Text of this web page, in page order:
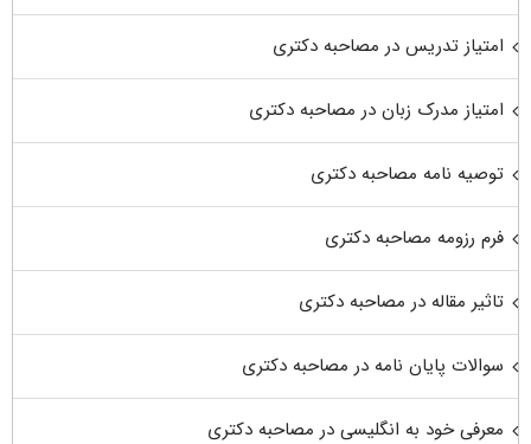
امتیاز تدریس در مصاحبه دکتری
امتیاز مدرک زبان در مصاحبه دکتری
توصیه نامه مصاحبه دکتری
فرم رزومه مصاحبه دکتری
تاثیر مقاله در مصاحبه دکتری
سوالات پایان نامه در مصاحبه دکتری
معرفی خود به انگلیسی در مصاحبه دکتری